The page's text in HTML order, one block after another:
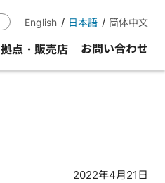
English 日本語 简体中文
拠点・販売店 お問い合わせ
2022年4月21日